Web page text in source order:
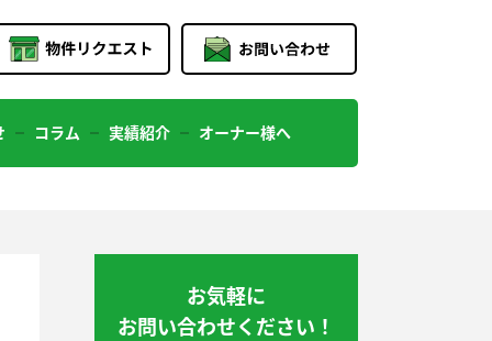
コラム 実績紹介 オーナー様へ
お気軽に
お問い合わせください！